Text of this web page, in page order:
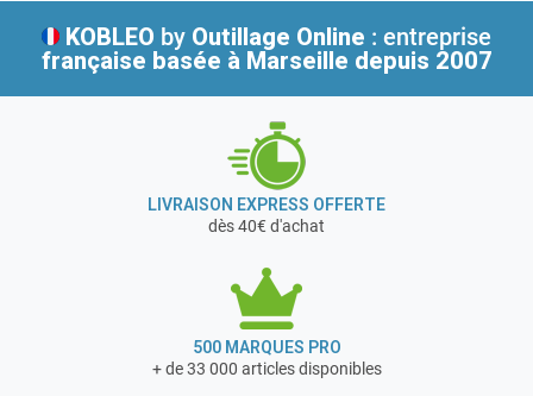
Dimensions chaîne de levage (d x p) : 5 x 15 mm
Dimensions chaîne de manoeuvre : 5 x 23,7 mm
Hauteur d’élévation : 12 m
Effort sur chaîne de manoeuvre : 16,5 daN
Dimensions H min : 295 mm
Poids avec course standard : 21,1 kg
KOBLEO by Outillage Online : entreprise
française basée à Marseille depuis 2007
LIVRAISON EXPRESS OFFERTE
dès 40€ d'achat
500 MARQUES PRO
+ de 33 000 articles disponibles